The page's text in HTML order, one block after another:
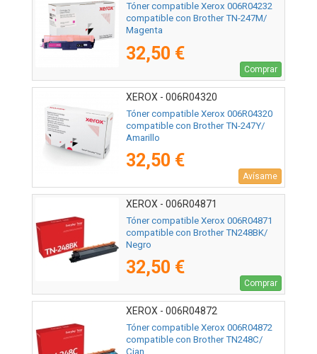
Tóner compatible Xerox 006R04232
compatible con Brother TN-247M/
Magenta
32,50 €
Comprar
XEROX - 006R04320
Tóner compatible Xerox 006R04320
compatible con Brother TN-247Y/
Amarillo
32,50 €
Avísame
XEROX - 006R04871
Tóner compatible Xerox 006R04871
compatible con Brother TN248BK/
Negro
32,50 €
Comprar
XEROX - 006R04872
Tóner compatible Xerox 006R04872
compatible con Brother TN248C/
Cian